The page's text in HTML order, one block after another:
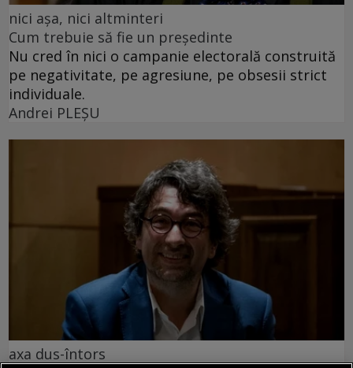
nici așa, nici altminteri
Cum trebuie să fie un președinte
Nu cred în nici o campanie electorală construită
pe negativitate, pe agresiune, pe obsesii strict
individuale.
Andrei PLEŞU
axa dus-întors